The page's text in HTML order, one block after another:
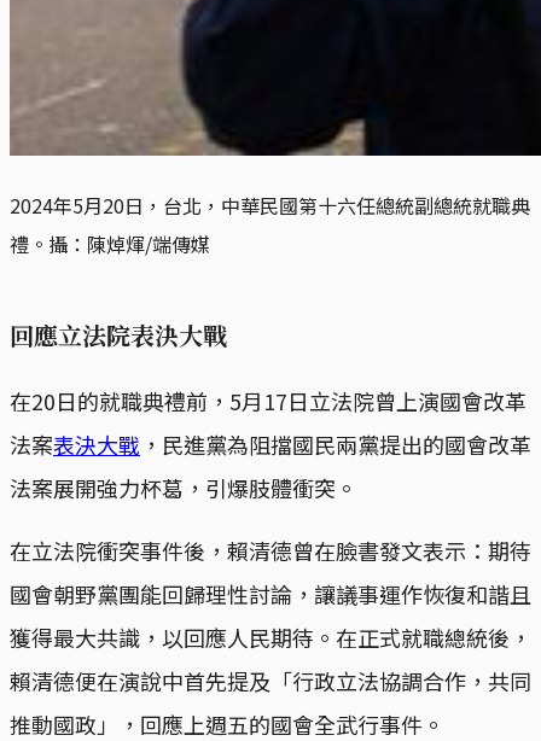
2024年5月20日，台北，中華民國第十六任總統副總統就職典
禮。攝：陳焯煇/端傳媒
回應立法院表決大戰
在20日的就職典禮前，5月17日立法院曾上演國會改革
法案表決大戰 ，民進黨為阻擋國民兩黨提出的國會改革
法案展開強力杯葛，引爆肢體衝突。
在立法院衝突事件後，賴清德曾在臉書發文表示：期待
國會朝野黨團能回歸理性討論，讓議事運作恢復和諧且
獲得最大共識，以回應人民期待。在正式就職總統後，
賴清德便在演說中首先提及「行政立法協調合作，共同
推動國政」，回應上週五的國會全武行事件。